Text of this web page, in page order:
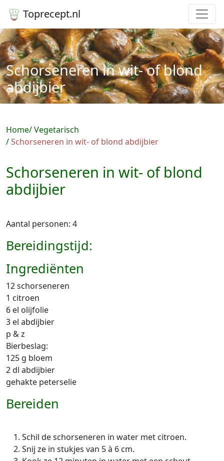
Toprecept.nl
Schorseneren in wit- of blond
abdijbier
Home Vegetarisch
Schorseneren in wit- of blond abdijbier
Schorseneren in wit- of blond
abdijbier
Aantal personen: 4
Bereidingstijd:
Ingrediënten
12 schorseneren
1 citroen
6 el olijfolie
3 el abdijbier
p & z
Bierbeslag:
125 g bloem
2 dl abdijbier
gehakte peterselie
Bereiden
Schil de schorseneren in water met citroen.
Snij ze in stukjes van 5 à 6 cm.